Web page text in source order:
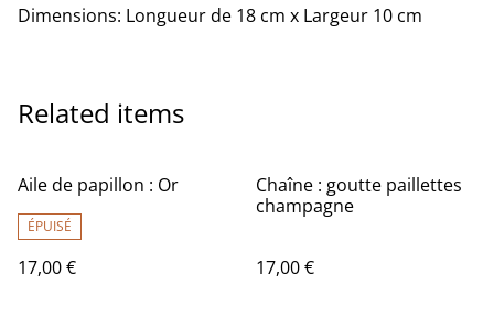
Dimensions: Longueur de 18 cm x Largeur 10 cm
Related items
Aile de papillon : Or
ÉPUISÉ
17,00 €
Chaîne : goutte paillettes
champagne
17,00 €